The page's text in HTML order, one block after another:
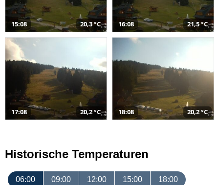
15:08 20,3 °C 16:08 21,5 °C
17:08 20,2 °C 18:08 20,2 °C
Historische Temperaturen
06:00 09:00 12:00 15:00 18:00